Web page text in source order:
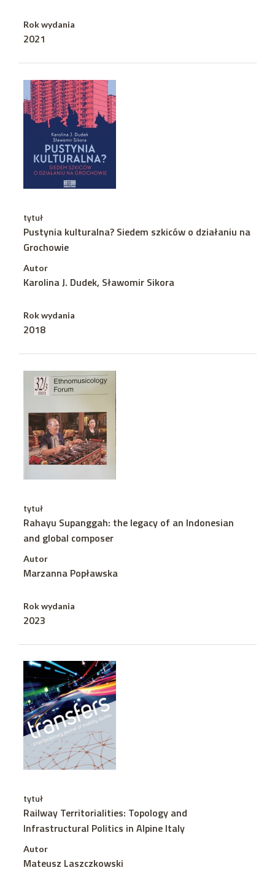
Rok wydania
2021
tytuł
Pustynia kulturalna? Siedem szkiców o działaniu na
Grochowie
Autor
Karolina J. Dudek, Sławomir Sikora
Rok wydania
2018
tytuł
Rahayu Supanggah: the legacy of an Indonesian
and global composer
Autor
Marzanna Popławska
Rok wydania
2023
tytuł
Railway Territorialities: Topology and
Infrastructural Politics in Alpine Italy
Autor
Mateusz Laszczkowski